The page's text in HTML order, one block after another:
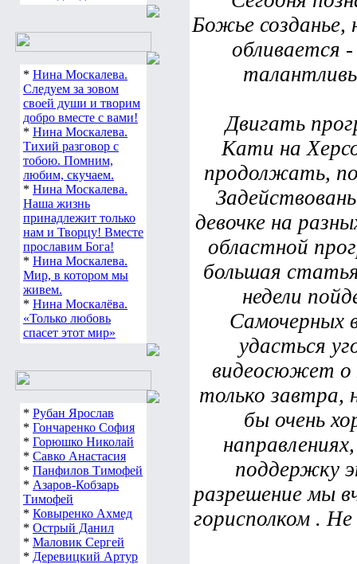
* Нина Москалева.
Следуем за зовом
своей души и творим
добро вместе с вами!
* Нина Москалева.
Тихий разговор с
тобою. Помним,
любим, скучаем.
* Нина Москалева.
Наша жизнь
принадлежит только
нам и Творцу! Вместе
прославим Бога!
* Нина Москалева.
Мир, в котором мы
живем.
* Нина Москалёва.
«Только любовь
спасет этот мир»
* Рубан Ярослав
* Гончаренко София
* Горюшко Николай
* Савко Анастасия
* Панфилов Тимофей
* Азаров-Кобзарь
Тимофей
* Ковыренко Ахмед
* Острый Данил
* Маловик Сергей
* Деревицкий Артур
Божье созданье,
обливается
Двигать
Кати на
продолжать,
девочке на
областной
большая
недели
Самочерных
удасться
видеосюжет
только завтра,
бы очень
поддержку
разрешение мы
горисполком .